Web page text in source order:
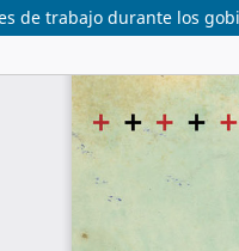
de trabajo durante los